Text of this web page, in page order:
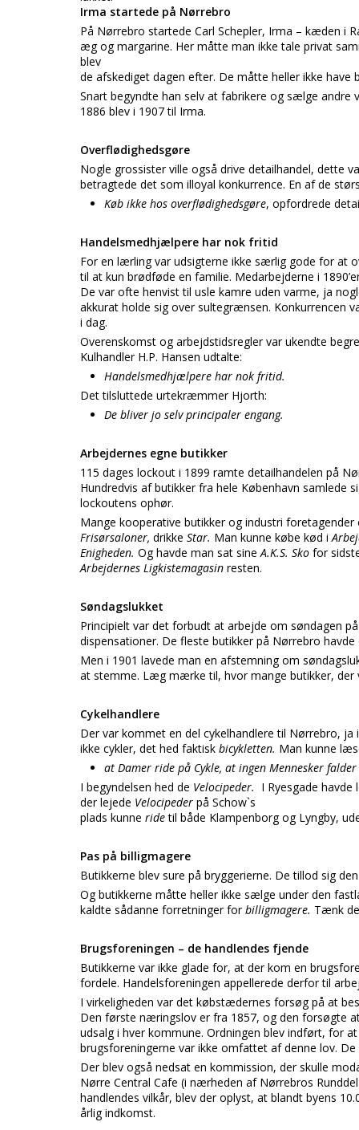
Irma startede på Nørrebro
På Nørrebro startede Carl Schepler, Irma – kæden i
æg og margarine. Her måtte man ikke tale privat
blev
de afskediget dagen efter. De måtte heller ikke have
Snart begyndte han selv at fabrikere og sælge andre
1886 blev i 1907 til Irma.
Overflødighedsgøre
Nogle grossister ville også drive detailhandel, dette
betragtede det som illoyal konkurrence. En af de
Køb ikke hos overflødighedsgøre, opfordrede
Handelsmedhjælpere har nok fritid
For en lærling var udsigterne ikke særlig gode for at
til at kun brødføde en familie. Medarbejderne i
De var ofte henvist til usle kamre uden varme, ja
akkurat holde sig over sultegrænsen. Konkurrencen
i dag.
Overenskomst og arbejdstidsregler var ukendte
Kulhandler H.P. Hansen udtalte:
Handelsmedhjælpere har nok fritid.
Det tilsluttede urtekræmmer Hjorth:
De bliver jo selv principaler engang.
Arbejdernes egne butikker
115 dages lockout i 1899 ramte detailhandelen på
Hundredvis af butikker fra hele København
lockoutens ophør.
Mange kooperative butikker og industri
Frisørsaloner, drikke Star. Man kunne købe kød i
Enigheden. Og havde man sat sineA.K.S. Sko for
Arbejdernes Ligkistemagasin resten.
Søndagslukket
Principielt var det forbudt at arbejde om søndagen
dispensationer. De fleste butikker på Nørrebro havde
Men i 1901 lavede man en afstemning om
at stemme. Læg mærke til, hvor mange butikker, der
Cykelhandlere
Der var kommet en del cykelhandlere til Nørrebro, ja
ikke cykler, det hed faktisk bicykletten. Man kunne
at Damer ride på Cykle, at ingen Mennesker
I begyndelsen hed de Velocipeder. I Ryesgade
der lejede Velocipeder på Schow`s
plads kunne ridetil både Klampenborg og Lyngby,
Pas på billigmagere
Butikkerne blev sure på bryggerierne. De tillod sig
Og butikkerne måtte heller ikke sælge under den
kaldte sådanne forretninger forbilligmagere. Tænk
Brugsforeningen – de handlendes fjende
Butikkerne var ikke glade for, at der kom en
fordele. Handelsforeningen appellerede derfor til
I virkeligheden var det købstædernes forsøg på at
Den første næringslov er fra 1857, og den forsøgte
udsalg i hver kommune. Ordningen blev indført, for
brugsforeningerne var ikke omfattet af denne lov.
Der blev også nedsat en kommission, der skulle
Nørre Central Cafe (i nærheden af Nørrebros
handlendes vilkår, blev der oplyst, at blandt byens
årlig indkomst.